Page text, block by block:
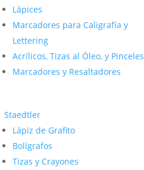
Lápices
Marcadores para Caligrafía y
Lettering
Acrílicos, Tizas al Óleo, y Pinceles
Marcadores y Resaltadores
Staedtler
Lápiz de Grafito
Bolígrafos
Tizas y Crayones